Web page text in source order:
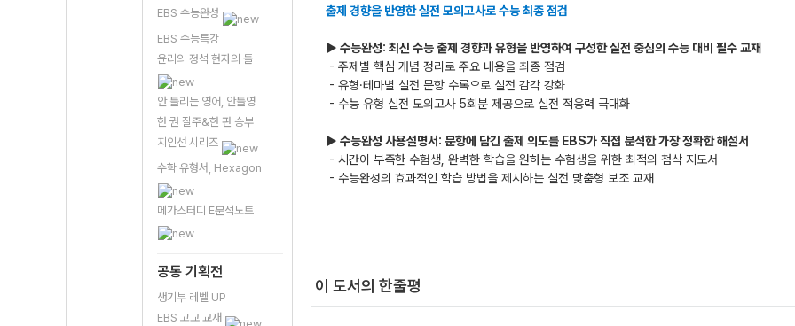
EBS 수능완성
EBS 수능특강
윤리의 정석 현자의 돌
안 틀리는 영어, 안틀영
한 권 질주&한 판 승부
지인선 시리즈
수학 유형서, Hexagon
메가스터디 E분석노트
공통 기획전
생기부 레벨 UP
EBS 고교 교재
출제 경향을 반영한 실전 모의고사로 수능 최종 점검
▶ 수능완성: 최신 수능 출제 경향과 유형을 반영하여 구성한 실전 중심의 수능 대비 필수 교재
- 주제별 핵심 개념 정리로 주요 내용을 최종 점검
- 유형·테마별 실전 문항 수록으로 실전 감각 강화
- 수능 유형 실전 모의고사 5회분 제공으로 실전 적응력 극대화
▶ 수능완성 사용설명서: 문항에 담긴 출제 의도를 EBS가 직접 분석한 가장 정확한 해설서
- 시간이 부족한 수험생, 완벽한 학습을 원하는 수험생을 위한 최적의 첨삭 지도서
- 수능완성의 효과적인 학습 방법을 제시하는 실전 맞춤형 보조 교재
이 도서의 한줄평